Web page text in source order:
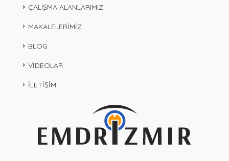
ÇALIŞMA ALANLARIMIZ
MAKALELERİMİZ
BLOG
VİDEOLAR
İLETİŞİM